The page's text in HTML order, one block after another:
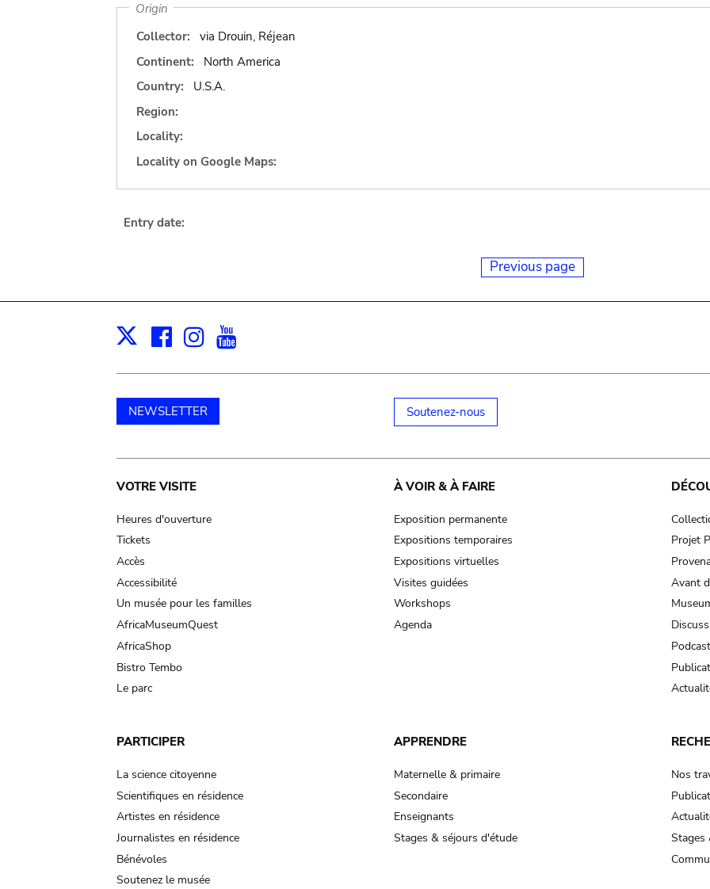
Origin
Collector:
via Drouin, Réjean
Continent:
North America
Country:
U.S.A.
Region:
Locality:
Locality on Google Maps:
Entry date:
Previous page
X Facebook
Instagram
NEWSLETTER Soutenez-nous
Main
navigation
VOTRE VISITE
Heures d'ouverture
Tickets
Accès
Accessibilité
Un musée pour les familles
AfricaMuseumQuest
AfricaShop
Bistro Tembo
Le parc
À VOIR & À FAIRE
Exposition permanente
Expositions temporaires
Expositions virtuelles
Visites guidées
Workshops
Agenda
Projet
Avant
PARTICIPER
La science citoyenne
Scientifiques en résidence
Artistes en résidence
Journalistes en résidence
Bénévoles
Soutenez le musée
APPRENDRE
Maternelle & primaire
Secondaire
Enseignants
Stages & séjours d'étude
Nos
Stages